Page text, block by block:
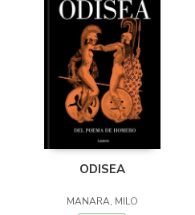
ODISEA
MANARA, MILO